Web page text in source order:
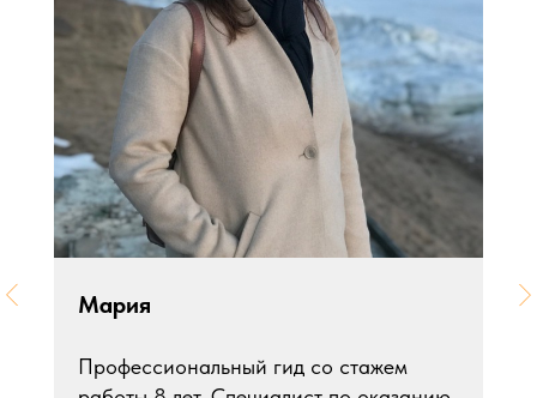
Мария
Профессиональный гид со стажем